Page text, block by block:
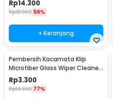
Rp14.300
Rp31.900 56%
+ Keranjang
Pembersih Kacamata Klip
Microfiber Glass Wiper Cleaner
Multifunction - TVA45
Rp3.300
Rp13.900 77%